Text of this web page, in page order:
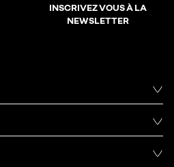
INSCRIVEZ VOUS À LA
NEWSLETTER